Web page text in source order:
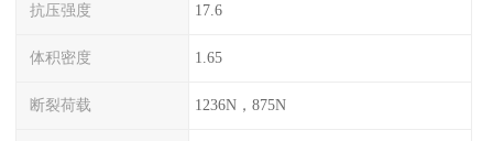
抗压强度 17.6
体积密度 1.65
断裂荷载 1236N，875N